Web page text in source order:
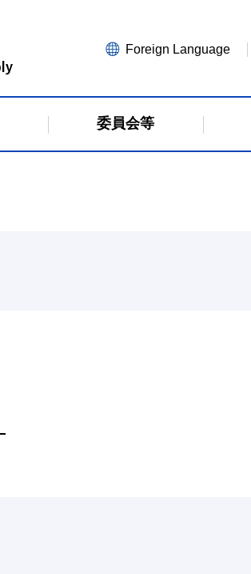
Foreign Language
委員会等